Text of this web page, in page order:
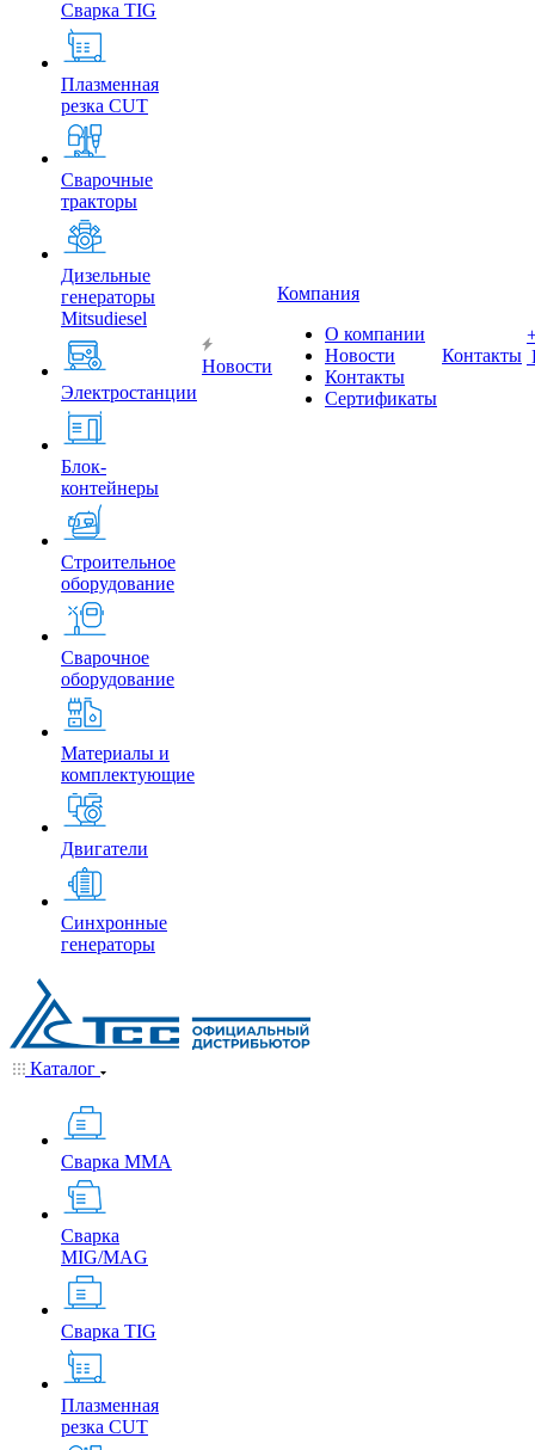
Сварка TIG
Плазменная
резка CUT
Сварочные
тракторы
Дизельные
генераторы
Mitsudiesel
Электростанции
Блок-
контейнеры
Строительное
оборудование
Сварочное
оборудование
Материалы и
комплектующие
Двигатели
Синхронные
генераторы
Новости
Компания
О компании
Новости
Контакты
Сертификаты
Контакты
Каталог
Сварка MMA
Сварка
MIG/MAG
Сварка TIG
Плазменная
резка CUT